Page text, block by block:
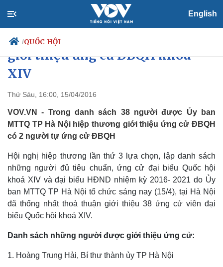
English
/QUỐC HỘI
Chính trị
Tổ chức nhân sự
Quốc hội
Nhận diện sự thật
Dự báo thời tiết
Giáo dục
Biển đảo
Danh sách 38 người được Hà Nội
giới thiệu ứng cử ĐBQH khóa
XIV
Thứ Sáu, 16:00, 15/04/2016
VOV.VN - Trong danh sách 38 người được Ủy ban
MTTQ TP Hà Nội hiệp thương giới thiệu ứng cử ĐBQH
có 2 người tự ứng cử ĐBQH
Hội nghị hiệp thương lần thứ 3 lựa chọn, lập danh sách
những người đủ tiêu chuẩn, ứng cử đại biểu Quốc hội
khoá XIV và đại biểu HĐND nhiệm kỳ 2016- 2021 do Ủy
ban MTTQ TP Hà Nội tổ chức sáng nay (15/4), tại Hà Nội
đã thống nhất thoả thuận giới thiệu 38 ứng cử viên đại
biểu Quốc hội khoá XIV.
Danh sách những người được giới thiệu ứng cử:
1. Hoàng Trung Hải, Bí thư thành ủy TP Hà Nội